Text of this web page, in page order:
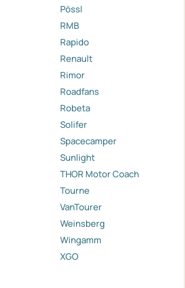
Pössl
RMB
Rapido
Renault
Rimor
Roadfans
Robeta
Solifer
Spacecamper
Sunlight
THOR Motor Coach
Tourne
VanTourer
Weinsberg
Wingamm
XGO